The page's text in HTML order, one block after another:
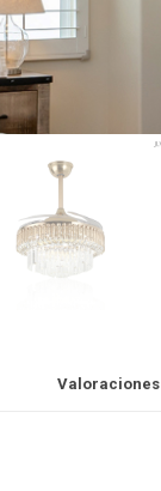
Valoraciones